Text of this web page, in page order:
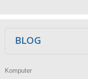
BLOG
Komputer